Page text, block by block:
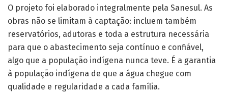
O projeto foi elaborado integralmente pela Sanesul. As
obras não se limitam à captação: incluem também
reservatórios, adutoras e toda a estrutura necessária
para que o abastecimento seja contínuo e confiável,
algo que a população indígena nunca teve. É a garantia
à população indígena de que a água chegue com
qualidade e regularidade a cada família.